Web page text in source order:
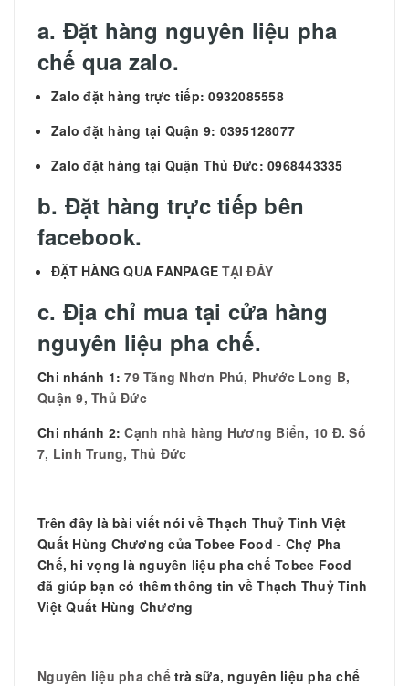
a. Đặt hàng nguyên liệu pha
chế qua zalo.
Zalo đặt hàng trực tiếp: 0932085558
Zalo đặt hàng tại Quận 9: 0395128077
Zalo đặt hàng tại Quận Thủ Đức: 0968443335
b. Đặt hàng trực tiếp bên
facebook.
ĐẶT HÀNG QUA FANPAGETẠI ĐÂY
c. Địa chỉ mua tại cửa hàng
nguyên liệu pha chế.
Chi nhánh 1:79 Tăng Nhơn Phú, Phước Long B,
Quận 9, Thủ Đức
Chi nhánh 2:Cạnh nhà hàng Hương Biển, 10 Đ. Số
7, Linh Trung, Thủ Đức
Trên đây là bài viết nói về Thạch Thuỷ Tinh Việt
Quất Hùng Chương của Tobee Food - Chợ Pha
Chế, hi vọng là nguyên liệu pha chế Tobee Food
đã giúp bạn có thêm thông tin về Thạch Thuỷ Tinh
Việt Quất Hùng Chương
Nguyên liệu pha chếtrà sữa, nguyên liệu pha chế